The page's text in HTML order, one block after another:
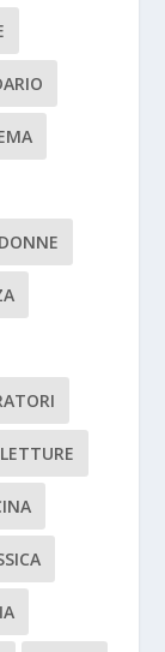
DONNE
LETTURE